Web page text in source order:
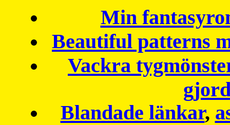
Min
Beautiful patterns
Vackra
Blandade länkar,